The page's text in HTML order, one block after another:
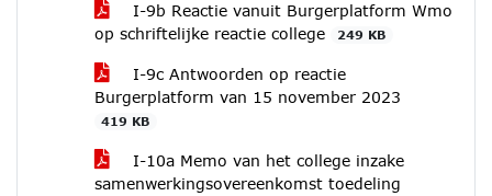
I-9b Reactie vanuit Burgerplatform Wmo
op schriftelijke reactie college
249 KB
I-9c Antwoorden op reactie
Burgerplatform van 15 november 2023
419 KB
I-10a Memo van het college inzake
samenwerkingsovereenkomst toedeling